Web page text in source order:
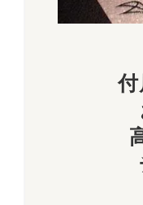
「Two Skull Bangle」
ているチェダーリング
テムです。リングに次